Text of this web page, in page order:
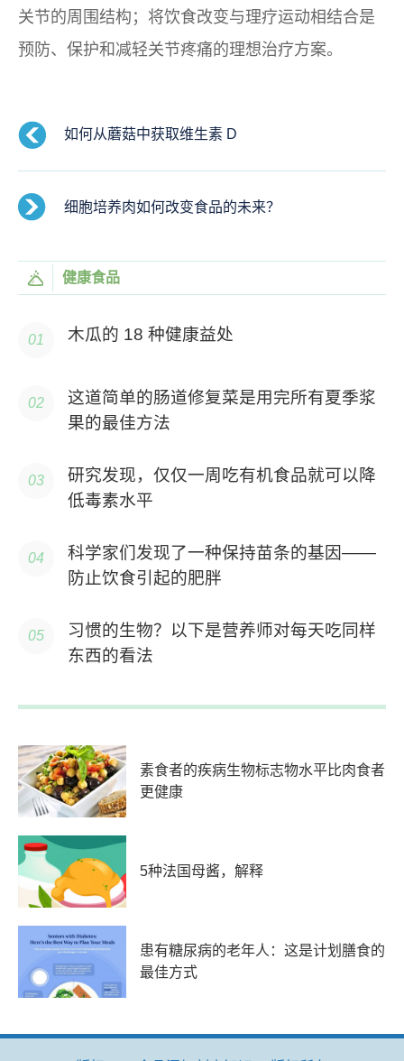
关节的周围结构；将饮食改变与理疗运动相结合是
预防、保护和减轻关节疼痛的理想治疗方案。
如何从蘑菇中获取维生素 D
细胞培养肉如何改变食品的未来？
健康食品
木瓜的 18 种健康益处
这道简单的肠道修复菜是用完所有夏季浆
果的最佳方法
研究发现，仅仅一周吃有机食品就可以降
低毒素水平
科学家们发现了一种保持苗条的基因——
防止饮食引起的肥胖
习惯的生物？以下是营养师对每天吃同样
东西的看法
素食者的疾病生物标志物水平比肉食者
更健康
5种法国母酱，解释
患有糖尿病的老年人：这是计划膳食的
最佳方式